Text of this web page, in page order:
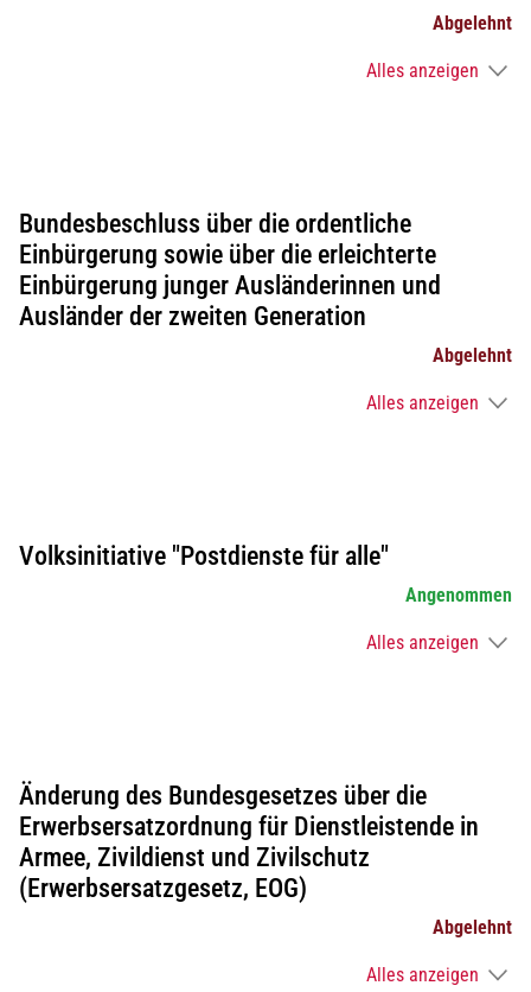
Abgelehnt
Alles anzeigen
Bundesbeschluss über die ordentliche
Einbürgerung sowie über die erleichterte
Einbürgerung junger Ausländerinnen und
Ausländer der zweiten Generation
Abgelehnt
Alles anzeigen
Volksinitiative "Postdienste für alle"
Angenommen
Alles anzeigen
Änderung des Bundesgesetzes über die
Erwerbsersatzordnung für Dienstleistende in
Armee, Zivildienst und Zivilschutz
(Erwerbsersatzgesetz, EOG)
Abgelehnt
Alles anzeigen